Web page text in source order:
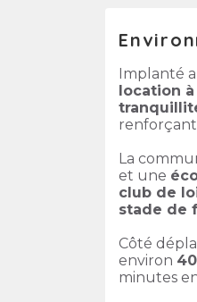
Implanté
location
renforçant
La
et une
club de
stade de
Côté
environ
minutes